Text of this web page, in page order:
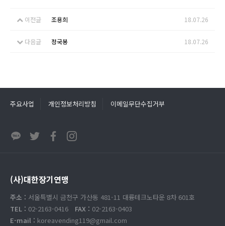
이전글 조용희 18.07.26
다음글 정국봉 18.07.26
주요사업 개인정보처리방침 이메일무단수집거부
(사)대한장기연맹
주소 : 서울특별시 금천구 가산동 481-11 대륭테크노타운 8차 601호
TEL : 02-2163-0416 FAX : 02-2163-0403
E-mail : koreavending119@gmail.com